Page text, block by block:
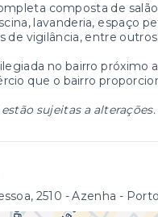
composta de
lavanderia, espaço
de vigilância, entre
no bairro próximo
que o bairro
sujeitas a
2510 - Azenha -